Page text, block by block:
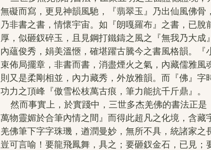
無礙而寫，更見神韻風馳，『翡翠玉』乃出仙風佛
乃非書之書，情懷宇宙。如『朗嘎羅布』之書，已
厚，似砸釵碎玉，且見鋼打鐵鑄之風之『無我乃大
內蘊俊秀，娟美溫愜，確堪躍古騰今之書風格韻。
束佈局擺章，非書而書，消盡煙火之氣，內藏儒雅風
則又是柔剛相並，內力藏秀，外放雅韻。而『佛』
功力之頂峰『傲雪松枝萬古痕，筆力能抗千斤鼎』。
萬物靈媚於合筆內情之間』而得此超凡之化境，含
羌佛筆下字字珠璣，遒潤曼妙，無所不具，統諸家之
豈可言喻！要龍飛鳳舞，具之；要砸釵金石，已見；